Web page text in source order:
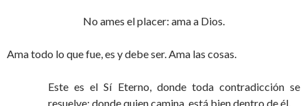
No ames el placer: ama a Dios.
Ama todo lo que fue, es y debe ser. Ama las cosas.
Este es el Sí Eterno, donde toda contradicción se
resuelve: donde quien camina, está bien dentro de él.